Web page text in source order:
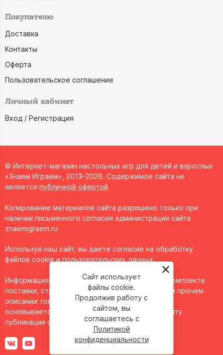
Покупателю
Доставка
Контакты
Оферта
Пользовательское соглашение
Личный кабинет
Вход / Регистрация
© Интернет-магазин настольных игр для детей и взрослых
«Знаем Играем», 2013–2026. Содержимое сайта не
является публичной офертой
Копирование материалов сайта разрешено только при
наличии письменного согласия администрации сайта
znaemigraem.ru
Используя наш сайт, вы даете согласие на обработку
файлов cookie и пользовательских данных.
Информация о технических характеристиках, комплекте
поставки, стране изготовления, внешнем виде и прочем
описании товара носит справочный характер и
основывается на последних доступных к моменту
публикации сведениях.
Сайт использует
файлы cookie.
Продолжив работу с
сайтом, вы
соглашаетесь с
Политикой
конфиденциальности